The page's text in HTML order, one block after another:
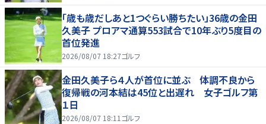
「歳も歳だしあと1つぐらい勝ちたい」36歳の金田
久美子 プロアマ通算553試合で10年ぶり5度目の
首位発進
2026/08/07 18:27ゴルフ
金田久美子ら４人が首位に並ぶ 体調不良から
復帰戦の河本結は45位と出遅れ 女子ゴルフ第
１日
2026/08/07 18:11 ゴルフ